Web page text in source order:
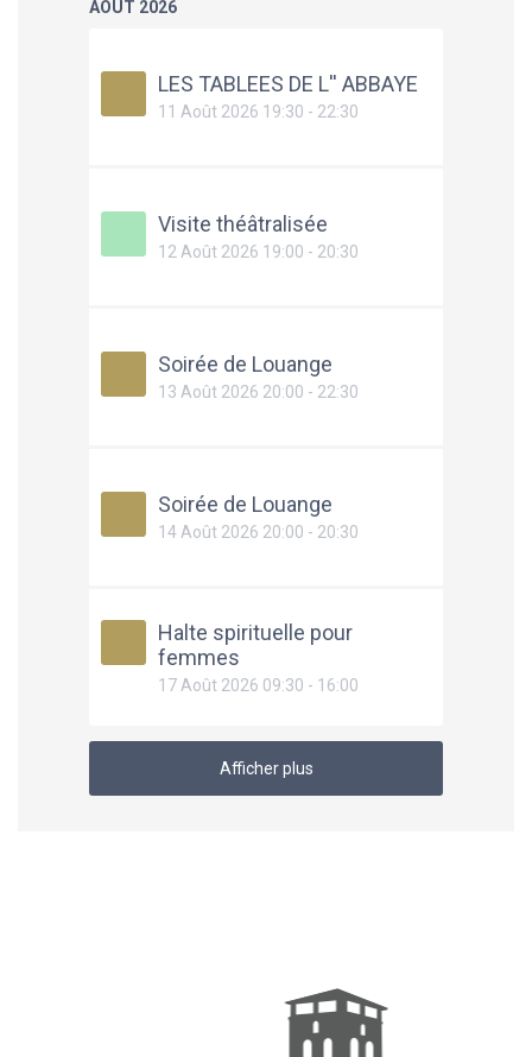
AOÛT 2026
LES TABLEES DE L'' ABBAYE
11 Août 2026 19:30 - 22:30
Visite théâtralisée
12 Août 2026 19:00 - 20:30
Soirée de Louange
13 Août 2026 20:00 - 22:30
Soirée de Louange
14 Août 2026 20:00 - 20:30
Halte spirituelle pour
femmes
17 Août 2026 09:30 - 16:00
Afficher plus